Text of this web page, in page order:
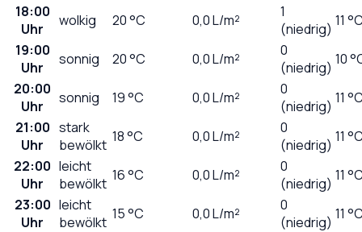
18:00
Uhr
wolkig 20°C 0,0L/m²
1
(niedrig) 11
19:00
Uhr
sonnig 20°C 0,0L/m²
0
(niedrig) 10
20:00
Uhr
sonnig 19°C 0,0L/m²
0
(niedrig) 11
21:00
Uhr
stark
bewölkt 18°C 0,0L/m²
0
(niedrig) 11
22:00
Uhr
leicht
bewölkt 16°C 0,0L/m²
0
(niedrig) 11
23:00
Uhr
leicht
bewölkt 15°C 0,0L/m²
0
(niedrig) 11